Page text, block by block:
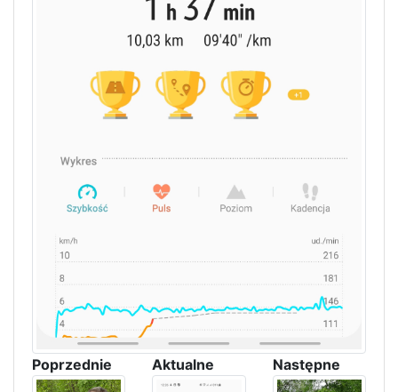
Poprzednie Aktualne Następne